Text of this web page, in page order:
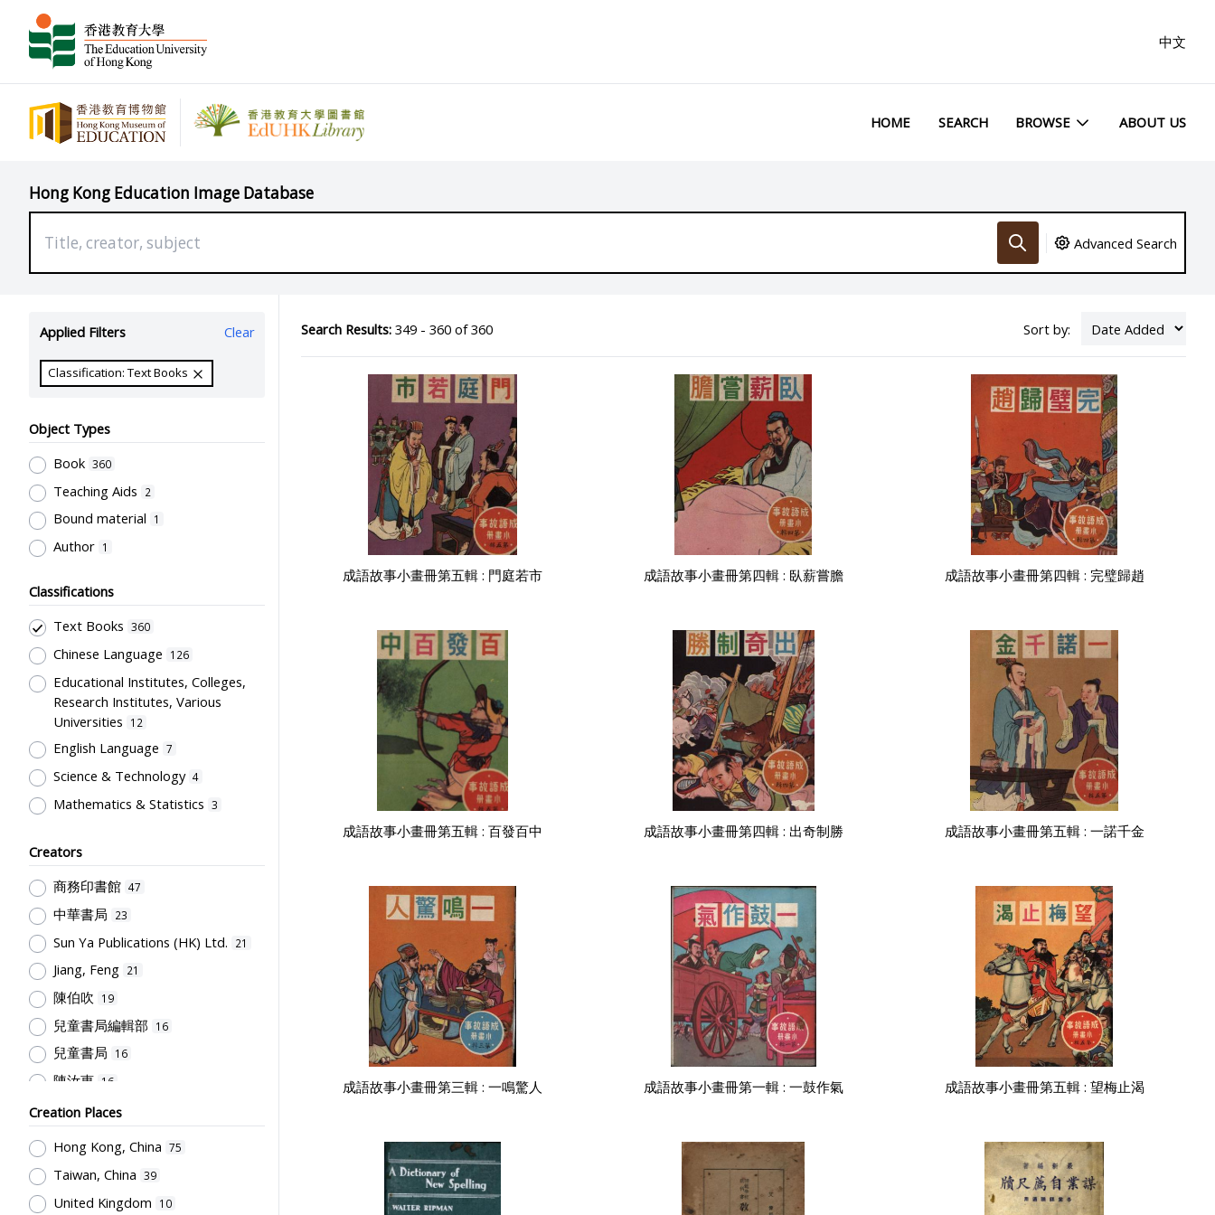
中文
HOME SEARCH BROWSE ABOUT US
Hong Kong Education Image Database
Advanced Search
Applied Filters Clear
Classification: Text Books
Object Types
Book 360
Teaching Aids 2
Bound material 1
Author 1
Classifications
Text Books 360
Chinese Language 126
Educational Institutes, Colleges,
Research Institutes, Various
Universities
12
English Language 7
Science & Technology 4
Mathematics & Statistics 3
Social Sciences, Business and Law
1
Humanities and Arts
Sport Science, Health and Welfare
Society & Education
Pre-school Education, Child Caring
Facilities, Maternal & Infantile
Health Facilities
Creators
商務印書館 47
中華書局 23
Sun Ya Publications (HK) Ltd. 21
Jiang, Feng 21
陳伯吹 19
兒童書局編輯部 16
兒童書局 16
陳汝惠 16
徐晉 16
Creation Places
Hong Kong, China 75
Taiwan, China 39
United Kingdom 10
Search Results:349 - 360 of 360 Sort by:
成語故事小畫冊第五輯 : 門庭若市 成語故事小畫冊第四輯 : 臥薪嘗膽 成語故事小畫冊第四輯 : 完璧歸趙
成語故事小畫冊第五輯 : 百發百中 成語故事小畫冊第四輯 : 出奇制勝 成語故事小畫冊第五輯 : 一諾千金
成語故事小畫冊第三輯 : 一鳴驚人 成語故事小畫冊第一輯 : 一鼓作氣 成語故事小畫冊第五輯 : 望梅止渴